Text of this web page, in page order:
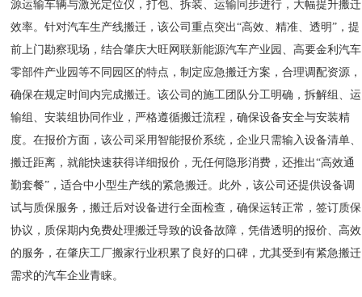
源运输车辆与激光定位仪，打包、拆装、运输同步进行，大幅提升搬迁
效率。针对汽车生产线搬迁，该公司重点突出“高效、精准、透明”，提
前上门勘察现场，结合肇庆大旺网联新能源汽车产业园、高要金利汽车
零部件产业园等不同园区的特点，制定应急搬迁方案，合理调配资源，
确保在规定时间内完成搬迁。该公司的施工团队分工明确，拆解组、运
输组、安装组协同作业，严格遵循搬迁流程，确保设备安全与安装精
度。在报价方面，该公司采用智能报价系统，企业只需输入设备清单、
搬迁距离，就能快速获得详细报价，无任何隐形消费，还推出“高效通
勤套餐”，适合中小型生产线的紧急搬迁。此外，该公司还提供设备调
试与质保服务，搬迁后对设备进行全面检查，确保运转正常，签订质保
协议，质保期内免费处理搬迁导致的设备故障，凭借透明的报价、高效
的服务，在肇庆工厂搬家行业积累了良好的口碑，尤其受到有紧急搬迁
需求的汽车企业青睐。